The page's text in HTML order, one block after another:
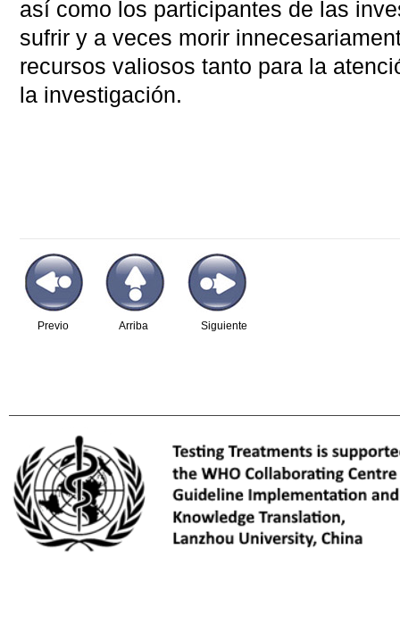
así como los participantes de las
sufrir y a veces morir
recursos valiosos tanto para la
la investigación.
Arriba
Previo Siguiente